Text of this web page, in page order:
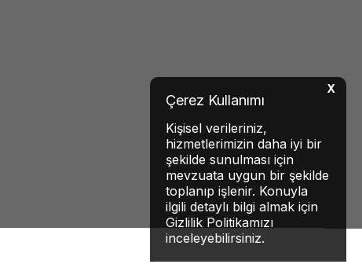
X
Çerez Kullanımı
Kişisel verileriniz,
hizmetlerimizin daha iyi bir
şekilde sunulması için
mevzuata uygun bir şekilde
toplanıp işlenir. Konuyla
ilgili detaylı bilgi almak için
Gizlilik Politikamızı
inceleyebilirsiniz.